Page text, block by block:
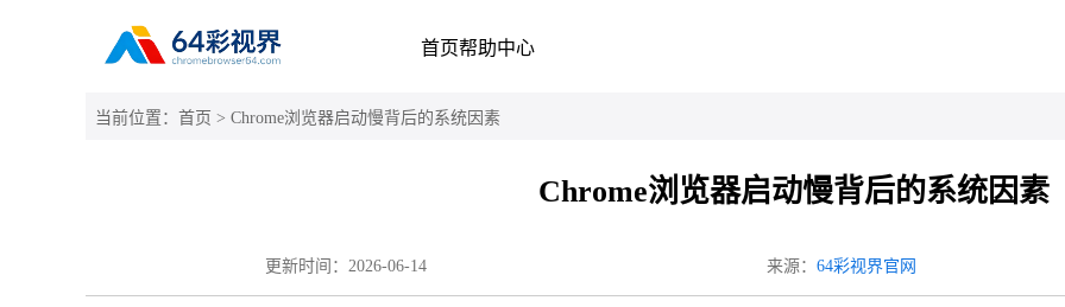
首页帮助中心
当前位置： 首页 > Chrome浏览器启动慢背后的系统因素
Chrome浏览器启动慢背后的系统因素
更新时间： 2026-06-14 来源： 64彩视界官网